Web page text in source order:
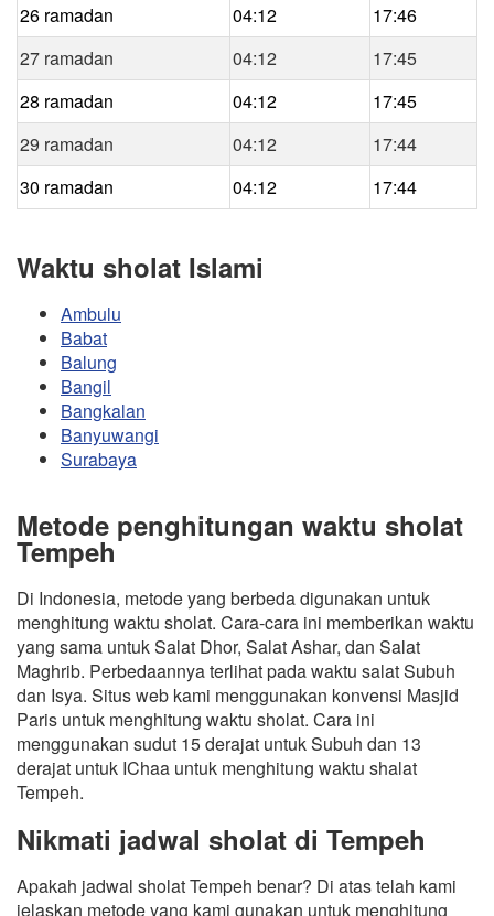
26 ramadan
04:12
17:46
27 ramadan
04:12
17:45
28 ramadan
04:12
17:45
29 ramadan
04:12
17:44
30 ramadan
04:12 17:44
Waktu sholat Islami
Ambulu
Babat
Balung
Bangil
Bangkalan
Banyuwangi
Surabaya
Metode penghitungan waktu sholat
Tempeh
Di Indonesia, metode yang berbeda digunakan untuk
menghitung waktu sholat. Cara-cara ini memberikan waktu
yang sama untuk Salat Dhor, Salat Ashar, dan Salat
Maghrib. Perbedaannya terlihat pada waktu salat Subuh
dan Isya. Situs web kami menggunakan konvensi Masjid
Paris untuk menghitung waktu sholat. Cara ini
menggunakan sudut 15 derajat untuk Subuh dan 13
derajat untuk IChaa untuk menghitung waktu shalat
Tempeh.
Nikmati jadwal sholat di Tempeh
Apakah jadwal sholat Tempeh benar? Di atas telah kami
jelaskan metode yang kami gunakan untuk menghitung